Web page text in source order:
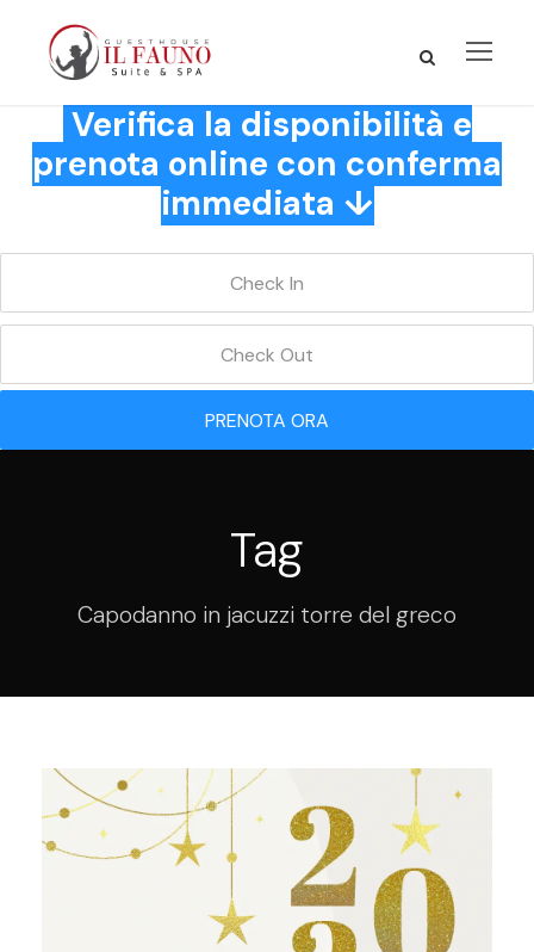
Verifica la disponibilità e
prenota online con conferma
immediata ↓
PRENOTA ORA
Tag
Capodanno in jacuzzi torre del greco